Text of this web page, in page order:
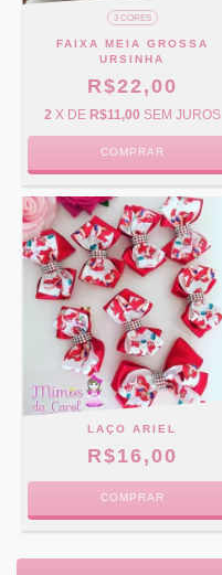
3 CORES
FAIXA MEIA GROSSA
URSINHA
R$22,00
2 X DE R$11,00 SEM JUROS
COMPRAR
LAÇO ARIEL
R$16,00
COMPRAR